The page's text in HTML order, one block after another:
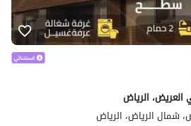
شمال الرياض، الرياض